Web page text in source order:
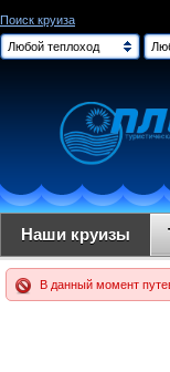
Поиск круиза
Любой теплоход
Наши круизы
В данный момент